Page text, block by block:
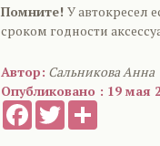
Помните! У автокресел
сроком годности
Автор: Сальникова Анна
Опубликовано : 19 мая
FacebookTwitter